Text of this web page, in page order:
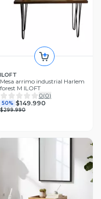
ILOFT
Mesa arrimo industrial Harlem
forest M ILOFT
0(0)
50% $149.990
$299.990